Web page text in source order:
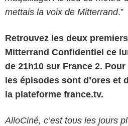
mettais la voix de Mitterrand.”
Retrouvez les deux
Mitterrand Confidentiel ce
de 21h10 sur France 2.
les épisodes sont d’ores et
la plateforme france.tv.
AlloCiné, c’est tous les jours